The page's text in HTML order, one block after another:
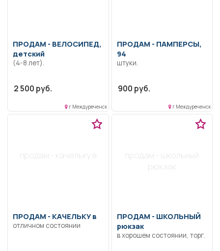
ПРОДАМ - ВЕЛОСИПЕД,
детский
(4-8 лет).
2 500 руб.
г Междуреченск
ПРОДАМ - ПАМПЕРСЫ,
94
штуки.
900 руб.
г Междуреченск
продам - качельку в
ПРОДАМ - КАЧЕЛЬКУ в
отличном состоянии
продам - школьный
рюкзак
ПРОДАМ - ШКОЛЬНЫЙ
рюкзак
в хорошем состоянии, торг.